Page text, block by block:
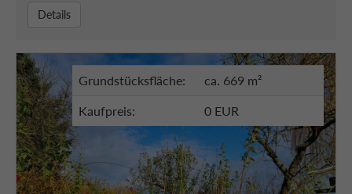
Details
Grundstücksfläche: ca. 669 m²
Kaufpreis: 0 EUR